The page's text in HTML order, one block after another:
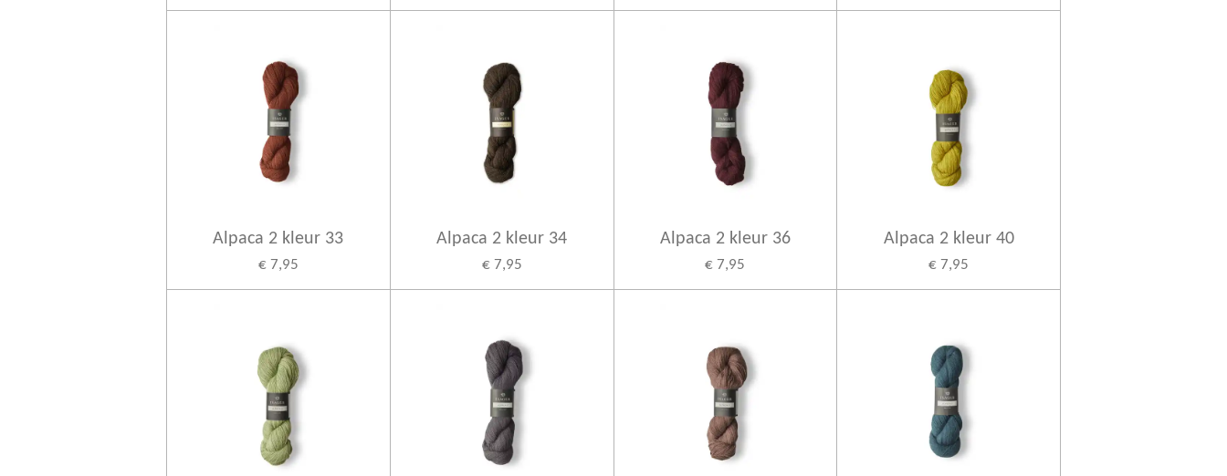
Alpaca 2 kleur 33
€ 7,95
Alpaca 2 kleur 34
€ 7,95
Alpaca 2 kleur 36
€ 7,95
Alpaca 2 kleur 40
€ 7,95